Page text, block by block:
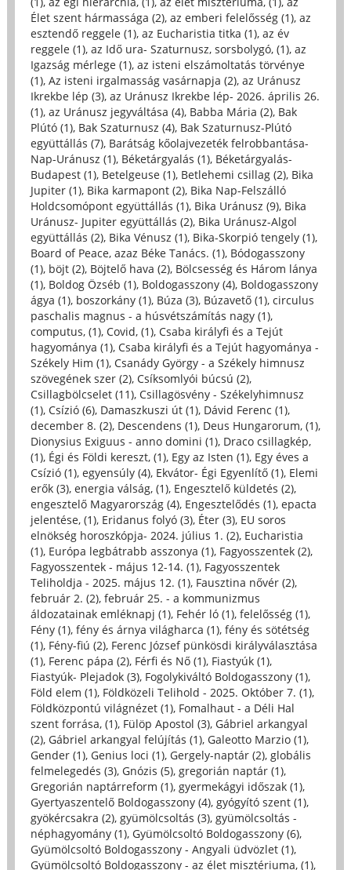
Élet szent hármassága (2), az emberi felelősség (1), az
esztendő reggele (1), az Eucharistia titka (1), az év
reggele (1), az Idő ura- Szaturnusz, sorsbolygó, (1), az
Igazság mérlege (1), az isteni elszámoltatás törvénye
(1), Az isteni irgalmasság vasárnapja (2), az Uránusz
Ikrekbe lép (3), az Uránusz Ikrekbe lép- 2026. április 26.
(1), az Uránusz jegyváltása (4), Babba Mária (2), Bak
Plútó (1), Bak Szaturnusz (4), Bak Szaturnusz-Plútó
együttállás (7), Barátság kőolajvezeték felrobbantása-
Nap-Uránusz (1), Béketárgyalás (1), Béketárgyalás-
Budapest (1), Betelgeuse (1), Betlehemi csillag (2), Bika
Jupiter (1), Bika karmapont (2), Bika Nap-Felszálló
Holdcsomópont együttállás (1), Bika Uránusz (9), Bika
Uránusz- Jupiter együttállás (2), Bika Uránusz-Algol
együttállás (2), Bika Vénusz (1), Bika-Skorpió tengely (1),
Board of Peace, azaz Béke Tanács. (1), Bódogasszony
(1), böjt (2), Böjtelő hava (2), Bölcsesség és Három lánya
(1), Boldog Özséb (1), Boldogasszony (4), Boldogasszony
ágya (1), boszorkány (1), Búza (3), Búzavető (1), circulus
paschalis magnus - a húsvétszámítás nagy (1),
computus, (1), Covid, (1), Csaba királyfi és a Tejút
hagyománya (1), Csaba királyfi és a Tejút hagyománya -
Székely Him (1), Csanády György - a Székely himnusz
szövegének szer (2), Csíksomlyói búcsú (2),
Csillagbölcselet (11), Csillagösvény - Székelyhimnusz
(1), Csízió (6), Damaszkuszi út (1), Dávid Ferenc (1),
december 8. (2), Descendens (1), Deus Hungarorum, (1),
Dionysius Exiguus - anno domini (1), Draco csillagkép,
(1), Égi és Földi kereszt, (1), Egy az Isten (1), Egy éves a
Csízió (1), egyensúly (4), Ekvátor- Égi Egyenlítő (1), Elemi
erők (3), energia válság, (1), Engesztelő küldetés (2),
engesztelő Magyarország (4), Engesztelődés (1), epacta
jelentése, (1), Eridanus folyó (3), Éter (3), EU soros
elnökség horoszkópja- 2024. július 1. (2), Eucharistia
(1), Európa legbátrabb asszonya (1), Fagyosszentek (2),
Fagyosszentek - május 12-14. (1), Fagyosszentek
Teliholdja - 2025. május 12. (1), Fausztina nővér (2),
február 2. (2), február 25. - a kommunizmus
áldozatainak emléknapj (1), Fehér ló (1), felelősség (1),
Fény (1), fény és árnya világharca (1), fény és sötétség
(1), Fény-fiú (2), Ferenc József pünkösdi királyválasztása
(1), Ferenc pápa (2), Férfi és Nő (1), Fiastyúk (1),
Fiastyúk- Plejadok (3), Fogolykiváltó Boldogasszony (1),
Föld elem (1), Földközeli Telihold - 2025. Október 7. (1),
Földközpontú világnézet (1), Fomalhaut - a Déli Hal
szent forrása, (1), Fülöp Apostol (3), Gábriel arkangyal
(2), Gábriel arkangyal felújítás (1), Galeotto Marzio (1),
Gender (1), Genius loci (1), Gergely-naptár (2), globális
felmelegedés (3), Gnózis (5), gregorián naptár (1),
Gregorián naptárreform (1), gyermekágyi időszak (1),
Gyertyaszentelő Boldogasszony (4), gyógyító szent (1),
gyökércsakra (2), gyümölcsoltás (3), gyümölcsoltás -
néphagyomány (1), Gyümölcsoltó Boldogasszony (6),
Gyümölcsoltó Boldogasszony - Angyali üdvözlet (1),
Gyümölcsoltó Boldogasszony - az élet misztériuma, (1),